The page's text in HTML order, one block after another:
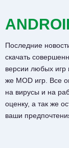
Последние
скачать
версии любых игр
же MOD игр. Все
на вирусы и на
оценку, а так же
ваши